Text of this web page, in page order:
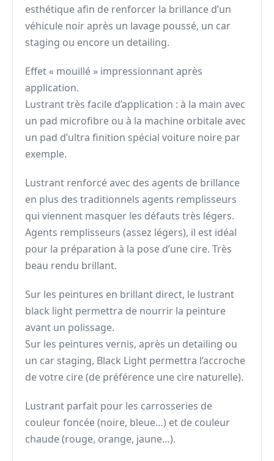
esthétique afin de renforcer la brillance d’un
véhicule noir après un lavage poussé, un car
staging ou encore un detailing.
Effet « mouillé » impressionnant après
application.
Lustrant très facile d’application : à la main avec
un pad microfibre ou à la machine orbitale avec
un pad d’ultra finition spécial voiture noire par
exemple.
Lustrant renforcé avec des agents de brillance
en plus des traditionnels agents remplisseurs
qui viennent masquer les défauts très légers.
Agents remplisseurs (assez légers), il est idéal
pour la préparation à la pose d’une cire. Très
beau rendu brillant.
Sur les peintures en brillant direct, le lustrant
black light permettra de nourrir la peinture
avant un polissage.
Sur les peintures vernis, après un detailing ou
un car staging, Black Light permettra l’accroche
de votre cire (de préférence une cire naturelle).
Lustrant parfait pour les carrosseries de
couleur foncée (noire, bleue…) et de couleur
chaude (rouge, orange, jaune…).